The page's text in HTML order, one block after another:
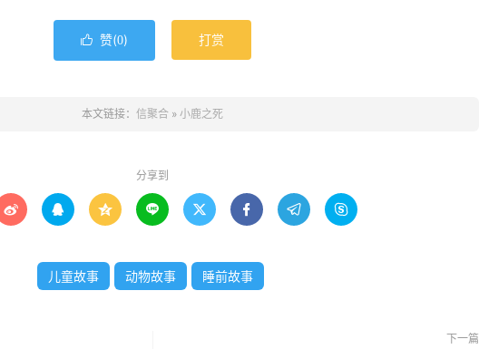
 赞(0) 打赏
本文链接： 信聚合 » 小鹿之死
分享到
       
儿童故事 动物故事 睡前故事
下一篇